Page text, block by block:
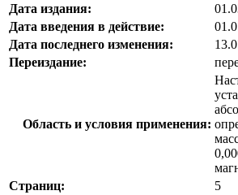
Дата издания:
Дата введения в действие:
Дата последнего изменения:
Переиздание:
Область и условия применения:
Страниц:
5